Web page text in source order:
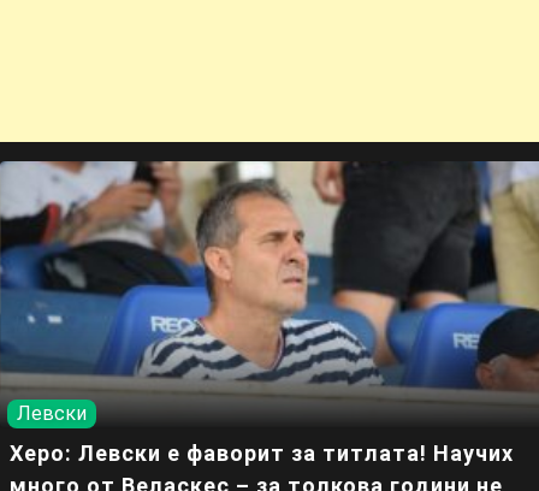
Левски
Херо: Левски е фаворит за титлата! Научих
много от Веласкес – за толкова години не